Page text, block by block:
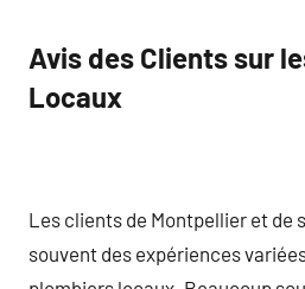
Avis des Clients sur
Locaux
Les clients de Montpellier et de
souvent des expériences